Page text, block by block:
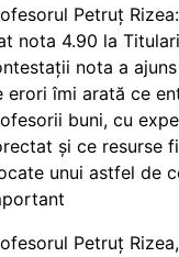
Petruț
nota 4.90 la
nota a
erori îmi arată ce
buni, cu
și ce resurse
unui astfel de
Petruț